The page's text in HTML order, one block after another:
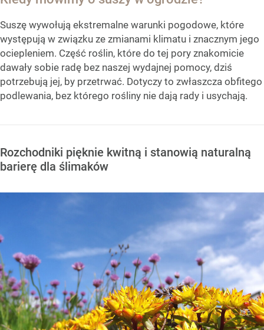
Suszę wywołują ekstremalne warunki pogodowe, które
występują w związku ze zmianami klimatu i znacznym jego
ociepleniem. Część roślin, które do tej pory znakomicie
dawały sobie radę bez naszej wydajnej pomocy, dziś
potrzebują jej, by przetrwać. Dotyczy to zwłaszcza obfitego
podlewania, bez którego rośliny nie dają rady i usychają.
Rozchodniki pięknie kwitną i stanowią naturalną
barierę dla ślimaków